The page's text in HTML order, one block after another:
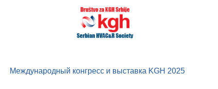
Международный конгресс и выставка KGH 2025